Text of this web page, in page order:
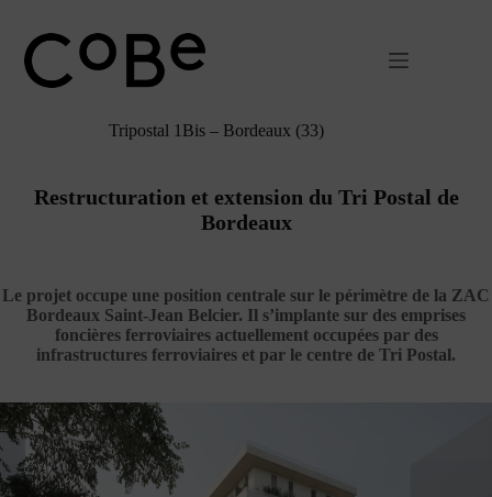
contenu
Tripostal 1Bis – Bordeaux (33)
Restructuration et extension du Tri Postal de
Bordeaux
Le projet occupe une position centrale sur le périmètre de la ZAC
Bordeaux Saint-Jean Belcier. Il s’implante sur des emprises
foncières ferroviaires actuellement occupées par des
infrastructures ferroviaires et par le centre de Tri Postal.